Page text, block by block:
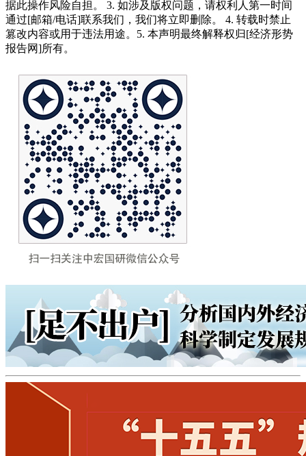
据此操作风险自担。 3. 如涉及版权问题，请权利人第一时间
通过[邮箱/电话]联系我们，我们将立即删除。 4. 转载时禁止
篡改内容或用于违法用途。5. 本声明最终解释权归[经济形势
报告网]所有。